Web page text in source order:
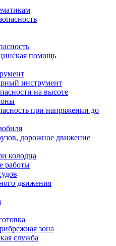
помощь
инструмент
на высоте
при напряжении до
дорожное движение
колодца
работы
движения
зона
служба